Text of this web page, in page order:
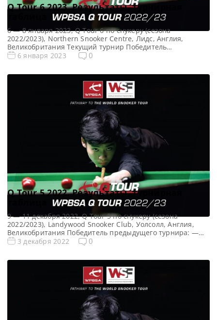
Q Tour 6 2023. Результаты, турнирная
6 — 8 января 2023, Q Tour 6 по снукеру (сезона
2022/2023), Northern Snooker Centre, Лидс, Англия,
Великобритания Текущий турнир Победитель
предыдущего турнира: — Все Новости Q Tour Все новости
1/16 финала 1/8 финала 1/4 […]
6 января 2023 0
Q Tour 5 2022. Результаты, турнирная
9 — 11 декабря 2022, Q Tour 5 по снукеру (сезона
2022/2023), Landywood Snooker Club, Уолсолл, Англия,
Великобритания Победитель предыдущего турнира: —
Все Новости Q Tour Все новости и результаты Q Tour 5
1/4 финала 1/2 финала […]
3 декабря 2022 0